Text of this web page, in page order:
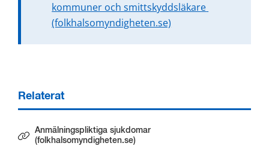
kommuner och smittskyddsläkare
(folkhalsomyndigheten.se)
Relaterat
Anmälningspliktiga sjukdomar
(folkhalsomyndigheten.se)
Länk till annan webbplats.